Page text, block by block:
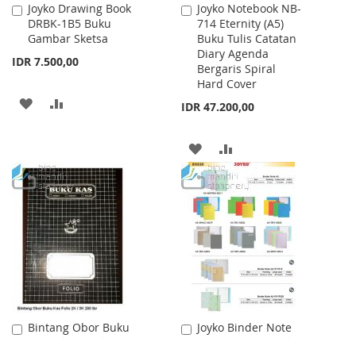
Joyko Drawing Book
DRBK-1B5 Buku
Gambar Sketsa
IDR 7.500,00
Add
to
Cart
ADD
LIST
Joyko Notebook NB-
714 Eternity (A5)
Buku Tulis Catatan
Diary Agenda
Bergaris Spiral
Hard Cover
IDR 47.200,00
Add
to
Cart
ADD
TO
WISH
LIST
TO
COMPARE
Bintang Obor Buku
Add
Joyko Binder Note
Add